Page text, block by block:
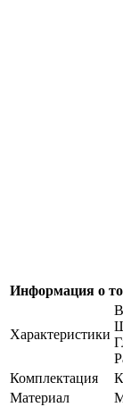
Информация о
Характеристики
Комплектация
Материал